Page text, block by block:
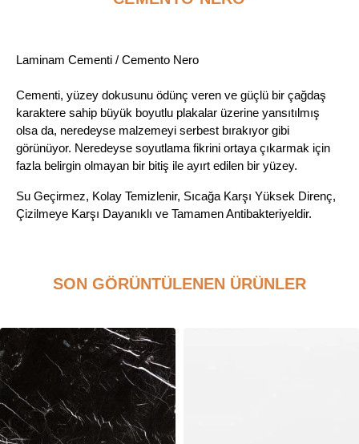
Laminam Cementi / Cemento Nero
Cementi, yüzey dokusunu ödünç veren ve güçlü bir çağdaş
karaktere sahip büyük boyutlu plakalar üzerine yansıtılmış
olsa da, neredeyse malzemeyi serbest bırakıyor gibi
görünüyor. Neredeyse soyutlama fikrini ortaya çıkarmak için
fazla belirgin olmayan bir bitiş ile ayırt edilen bir yüzey.
Su Geçirmez, Kolay Temizlenir, Sıcağa Karşı Yüksek Direnç,
Çizilmeye Karşı Dayanıklı ve Tamamen Antibakteriyeldir.
SON GÖRÜNTÜLENEN ÜRÜNLER